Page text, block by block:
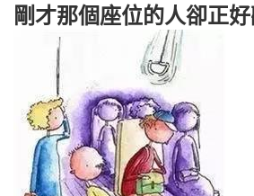
剛才那個座位的人卻正好